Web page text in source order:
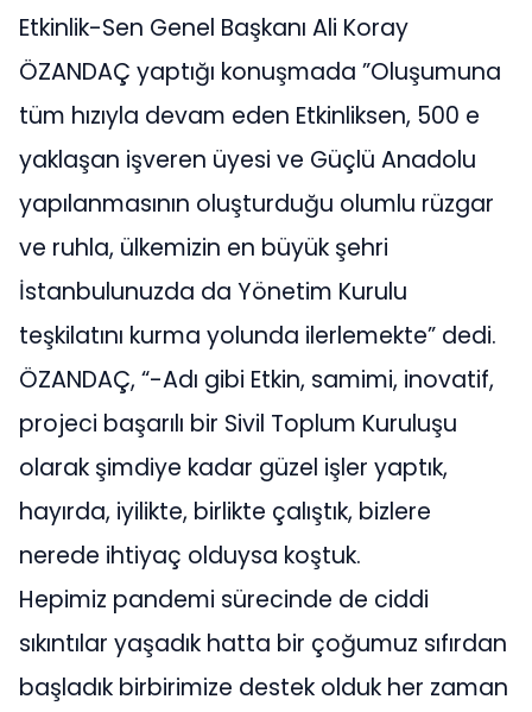
Etkinlik-Sen Genel Başkanı Ali Koray
ÖZANDAÇ yaptığı konuşmada ”Oluşumuna
tüm hızıyla devam eden Etkinliksen, 500 e
yaklaşan işveren üyesi ve Güçlü Anadolu
yapılanmasının oluşturduğu olumlu rüzgar
ve ruhla, ülkemizin en büyük şehri
İstanbulunuzda da Yönetim Kurulu
teşkilatını kurma yolunda ilerlemekte” dedi.
ÖZANDAÇ, “-Adı gibi Etkin, samimi, inovatif,
projeci başarılı bir Sivil Toplum Kuruluşu
olarak şimdiye kadar güzel işler yaptık,
hayırda, iyilikte, birlikte çalıştık, bizlere
nerede ihtiyaç olduysa koştuk.
Hepimiz pandemi sürecinde de ciddi
sıkıntılar yaşadık hatta bir çoğumuz sıfırdan
başladık birbirimize destek olduk her zaman